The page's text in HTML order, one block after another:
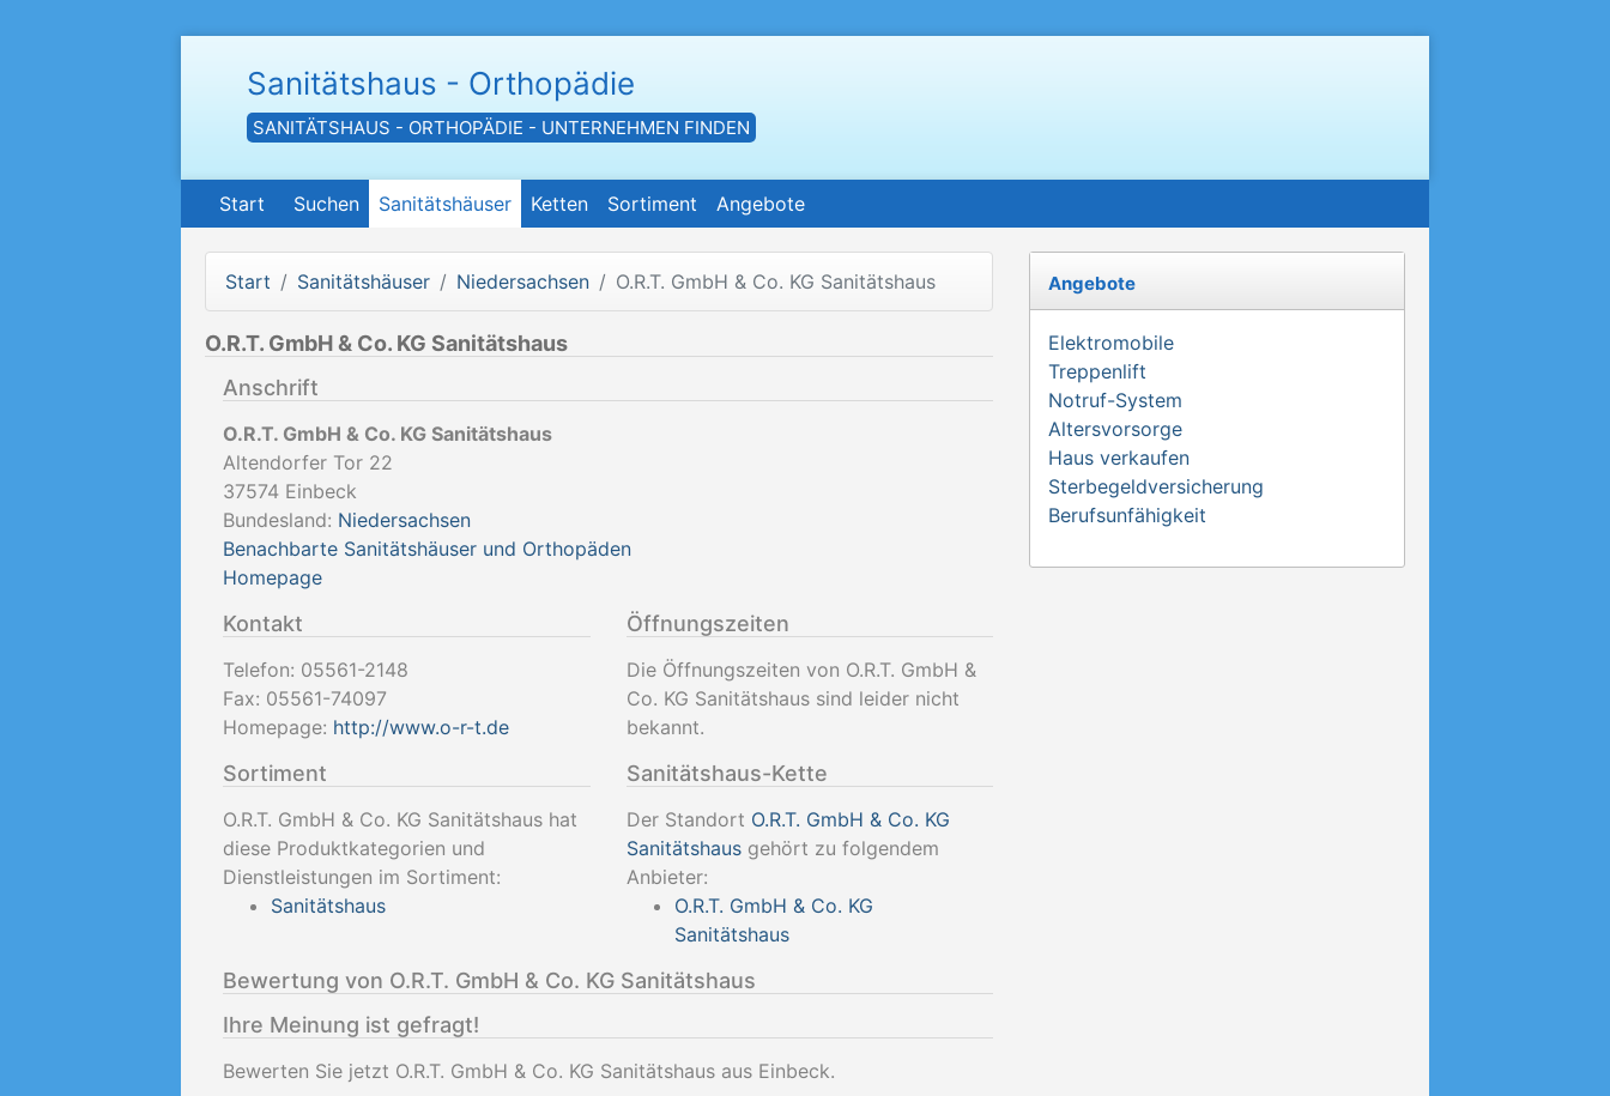
Sanitätshaus - Orthopädie
SANITÄTSHAUS - ORTHOPÄDIE - UNTERNEHMEN FINDEN
Start Suchen Sanitätshäuser Ketten Sortiment Angebote
Start Sanitätshäuser Niedersachsen O.R.T. GmbH & Co. KG Sanitätshaus
O.R.T. GmbH & Co. KG Sanitätshaus
Anschrift
O.R.T. GmbH & Co. KG Sanitätshaus
Altendorfer Tor 22
37574 Einbeck
Bundesland: Niedersachsen
Benachbarte Sanitätshäuser und Orthopäden
Homepage
Kontakt
Telefon: 05561-2148
Fax: 05561-74097
Homepage: http://www.o-r-t.de
Öffnungszeiten
Die Öffnungszeiten von O.R.T. GmbH &
Co. KG Sanitätshaus sind leider nicht
bekannt.
Sortiment
O.R.T. GmbH & Co. KG Sanitätshaus hat
diese Produktkategorien und
Dienstleistungen im Sortiment:
Sanitätshaus
Sanitätshaus-Kette
Der Standort O.R.T. GmbH & Co. KG
Sanitätshausgehört zu folgendem
Anbieter:
O.R.T. GmbH & Co. KG
Sanitätshaus
Bewertung von O.R.T. GmbH & Co. KG Sanitätshaus
Ihre Meinung ist gefragt!
Bewerten Sie jetzt O.R.T. GmbH & Co. KG Sanitätshaus aus Einbeck.
Angebote
Elektromobile
Treppenlift
Notruf-System
Altersvorsorge
Haus verkaufen
Sterbegeldversicherung
Berufsunfähigkeit